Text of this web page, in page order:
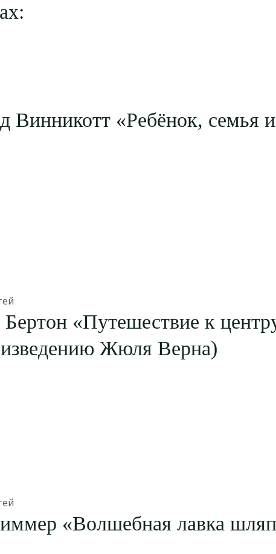
Винникотт «Ребёнок, семья
«Путешествие к
Жюля Верна)
«Волшебная лавка